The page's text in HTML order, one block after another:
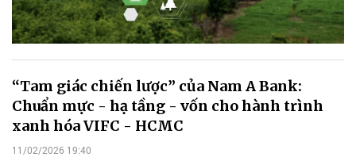
“Tam giác chiến lược” của Nam A Bank:
Chuẩn mực - hạ tầng - vốn cho hành trình
xanh hóa VIFC - HCMC
11/02/2026 19:40